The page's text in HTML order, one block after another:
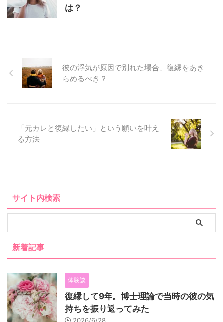
は？
彼の浮気が原因で別れた場合、復縁をあき
らめるべき？
「元カレと復縁したい」という願いを叶え
る方法
サイト内検索
新着記事
体験談
復縁して9年。博士理論で当時の彼の気
持ちを振り返ってみた
2026/6/28